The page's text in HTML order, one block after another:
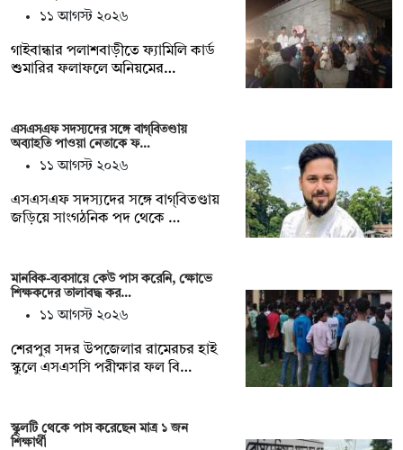
১১ আগস্ট ২০২৬
গাইবান্ধার পলাশবাড়ীতে ফ্যামিলি কার্ড
শুমারির ফলাফলে অনিয়মের…
এসএসএফ সদস্যদের সঙ্গে বাগ্‌বিতণ্ডায়
অব্যাহতি পাওয়া নেতাকে ফ…
১১ আগস্ট ২০২৬
এসএসএফ সদস্যদের সঙ্গে বাগ্‌বিতণ্ডায়
জড়িয়ে সাংগঠনিক পদ থেকে …
মানবিক-ব্যবসায়ে কেউ পাস করেনি, ক্ষোভে
শিক্ষকদের তালাবদ্ধ কর…
১১ আগস্ট ২০২৬
শেরপুর সদর উপজেলার রামেরচর হাই
স্কুলে এসএসসি পরীক্ষার ফল বি…
স্কুলটি থেকে পাস করেছেন মাত্র ১ জন
শিক্ষার্থী